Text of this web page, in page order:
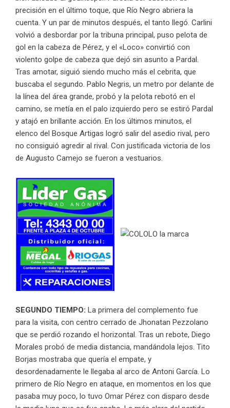
precisión en el último toque, que Río Negro abriera la
cuenta. Y un par de minutos después, el tanto llegó. Carlini
volvió a desbordar por la tribuna principal, puso pelota de
gol en la cabeza de Pérez, y el «Loco» convirtió con
violento golpe de cabeza que dejó sin asunto a Pardal.
Tras amotar, siguió siendo mucho más el cebrita, que
buscaba el segundo. Pablo Negris, un metro por delante de
la línea del área grande, probó y la pelota rebotó en el
camino, se metía en el palo izquierdo pero se estiró Pardal
y atajó en brillante acción. En los últimos minutos, el
elenco del Bosque Artigas logró salir del asedio rival, pero
no consiguió agredir al rival. Con justificada victoria de los
de Augusto Camejo se fueron a vestuarios.
SEGUNDO TIEMPO: La primera del complemento fue
para la visita, con centro cerrado de Jhonatan Pezzolano
que se perdió rozando el horizontal. Tras un rebote, Diego
Morales probó de media distancia, mandándola lejos. Tito
Borjas mostraba que quería el empate, y
desordenadamente le llegaba al arco de Antoni García. Lo
primero de Río Negro en ataque, en momentos en los que
pasaba muy poco, lo tuvo Omar Pérez con disparo desde